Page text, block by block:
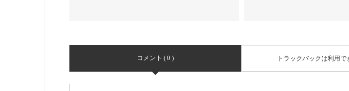
コメント ( 0 ) トラックバックは利用で